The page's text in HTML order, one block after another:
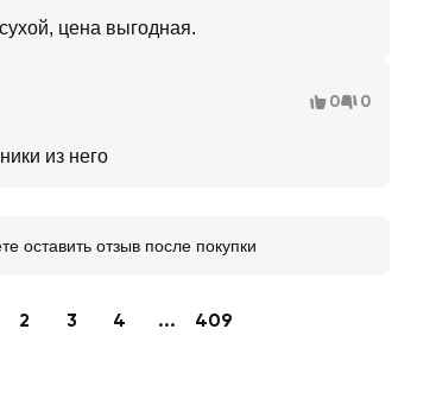
цена выгодная.
0 0
из него
оставить отзыв после покупки
2 3 4 ... 409